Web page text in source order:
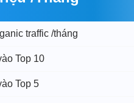
traffic /tháng
Top 10
Top 5